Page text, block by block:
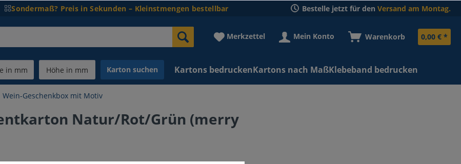
Sondermaß? Preis in Sekunden – Kleinstmengen bestellbar Bestelle jetzt für den Versand am Montag.
Merkzettel Mein Konto Warenkorb 0,00 € *
Karton suchen Kartons bedruckenKartons nach MaßKlebeband bedrucken
Wein-Geschenkbox mit Motiv
Natur/Rot/Grün (merry